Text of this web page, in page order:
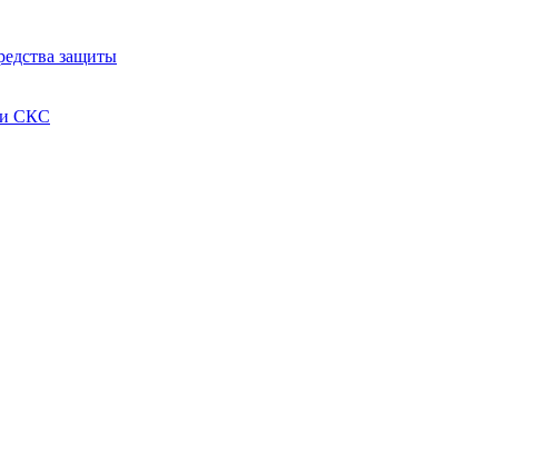
защиты
и СКС